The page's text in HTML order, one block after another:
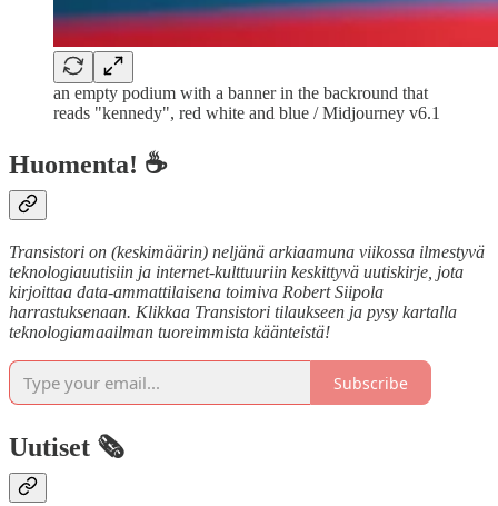
an empty podium with a banner in the backround that
reads "kennedy", red white and blue / Midjourney v6.1
Huomenta! ☕
Transistori on (keskimäärin) neljänä arkiaamuna viikossa ilmestyvä
teknologiauutisiin ja internet-kulttuuriin keskittyvä uutiskirje, jota
kirjoittaa data-ammattilaisena toimiva Robert Siipola
harrastuksenaan. Klikkaa Transistori tilaukseen ja pysy kartalla
teknologiamaailman tuoreimmista käänteistä!
Subscribe
Uutiset 🗞️